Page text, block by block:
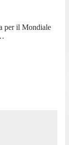
per il Mondiale